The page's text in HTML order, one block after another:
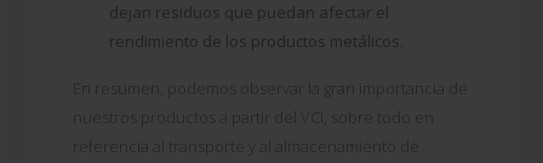
dejan residuos que puedan afectar el
rendimiento de los productos metálicos.
En resumen, podemos observar la gran importancia de
nuestros productos a partir del VCI, sobre todo en
referencia al transporte y al almacenamiento de